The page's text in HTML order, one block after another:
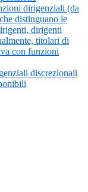
dirigenziali (da
distinguano le
dirigenti
titolari di
con funzioni
discrezionali